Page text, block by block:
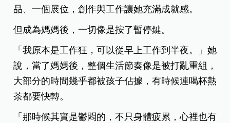
品、一個展位，創作與工作讓她充滿成就感。
但成為媽媽後，一切像是按了暫停鍵。
「我原本是工作狂，可以從早上工作到半夜。」她
說，當了媽媽後，整個生活節奏像是被打亂重組，
大部分的時間幾乎都被孩子佔據，有時候連喝杯熱
茶都要快轉。
「那時候其實是鬱悶的，不只身體疲累，心裡也有